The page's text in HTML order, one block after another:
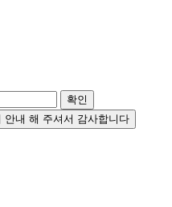
확인
안내 해 주셔서 감사합니다